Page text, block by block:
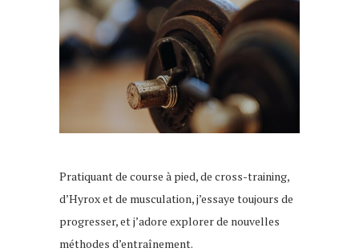
Pratiquant de course à pied, de cross-training,
d’Hyrox et de musculation, j’essaye toujours de
progresser, et j’adore explorer de nouvelles
méthodes d’entraînement.